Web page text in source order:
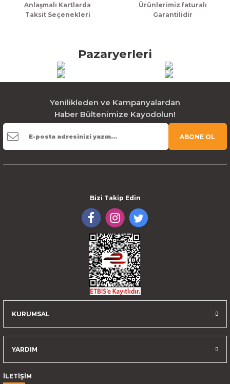
Anlaşmalı Kartlarda
Taksit Seçenekleri
Ürünlerimiz faturalı
Garantilidir
Pazaryerleri
Yenilikleden ve Kampanyalardan
Haber Bültenimize Kayodolun!
ABONE OL
Bizi Takip Edin
KURUMSAL
YARDIM
İLETİŞİM